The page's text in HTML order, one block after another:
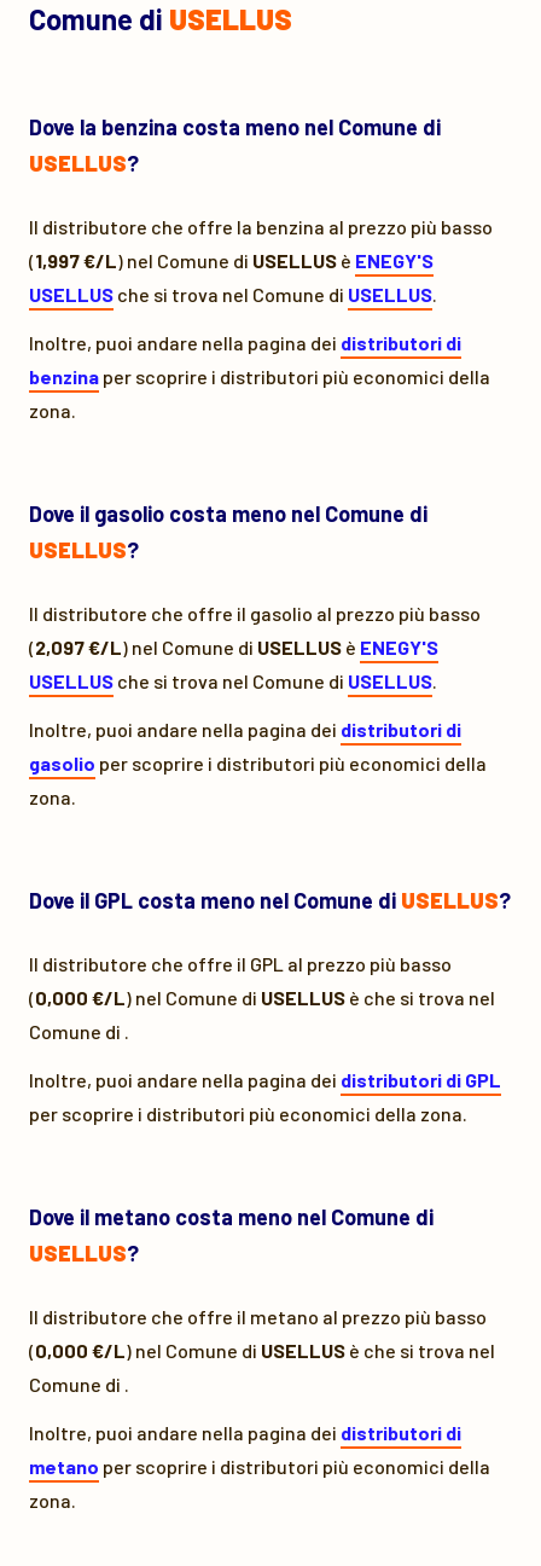
Comune di USELLUS
Dove la benzina costa meno nel Comune di
USELLUS?
Il distributore che offre la benzina al prezzo più basso
(1,997 €/L) nel Comune di USELLUS è ENEGY'S
USELLUS che si trova nel Comune di USELLUS.
Inoltre, puoi andare nella pagina dei distributori di
benzina per scoprire i distributori più economici della
zona.
Dove il gasolio costa meno nel Comune di
USELLUS?
Il distributore che offre il gasolio al prezzo più basso
(2,097 €/L) nel Comune di USELLUS è ENEGY'S
USELLUS che si trova nel Comune di USELLUS.
Inoltre, puoi andare nella pagina dei distributori di
gasolio per scoprire i distributori più economici della
zona.
Dove il GPL costa meno nel Comune di USELLUS?
Il distributore che offre il GPL al prezzo più basso
(0,000 €/L) nel Comune di USELLUS è che si trova nel
Comune di .
Inoltre, puoi andare nella pagina dei distributori di GPL
per scoprire i distributori più economici della zona.
Dove il metano costa meno nel Comune di
USELLUS?
Il distributore che offre il metano al prezzo più basso
(0,000 €/L) nel Comune di USELLUS è che si trova nel
Comune di .
Inoltre, puoi andare nella pagina dei distributori di
metano per scoprire i distributori più economici della
zona.